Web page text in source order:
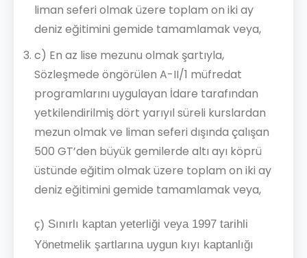
liman seferi olmak üzere toplam on iki ay
deniz eğitimini gemide tamamlamak veya,
c) En az lise mezunu olmak şartıyla,
Sözleşmede öngörülen A-II/1 müfredat
programlarını uygulayan İdare tarafından
yetkilendirilmiş dört yarıyıl süreli kurslardan
mezun olmak ve liman seferi dışında çalışan
500 GT’den büyük gemilerde altı ayı köprü
üstünde eğitim olmak üzere toplam on iki ay
deniz eğitimini gemide tamamlamak veya,
ç) Sınırlı kaptan yeterliği veya 1997 tarihli
Yönetmelik şartlarına uygun kıyı kaptanlığı